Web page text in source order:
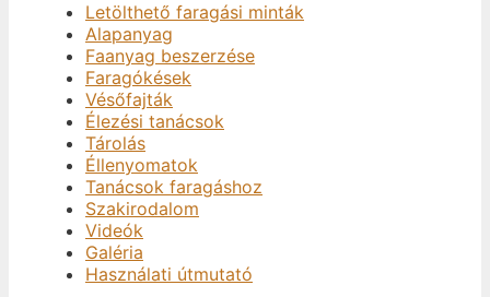
Letölthető faragási minták
Alapanyag
Faanyag beszerzése
Faragókések
Vésőfajták
Élezési tanácsok
Tárolás
Éllenyomatok
Tanácsok faragáshoz
Szakirodalom
Videók
Galéria
Használati útmutató